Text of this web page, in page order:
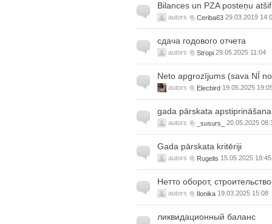
Bilances un PZA posteņu
autors Ceriba63 29.03.2019
сдача годового отчета
autors Stropi 29.05.2025 11:04
Neto apgrozījums (sava NĪ
autors Elecbird 19.05.2025
gada pārskata apstiprināšana
autors _susurs_ 20.05.2025
Gada pārskata kritēriji
autors Rugelis 15.05.2025 19:45
Нетто оборот, строительство
autors Ilonika 19.03.2025 15:08
ликвидационный баланс